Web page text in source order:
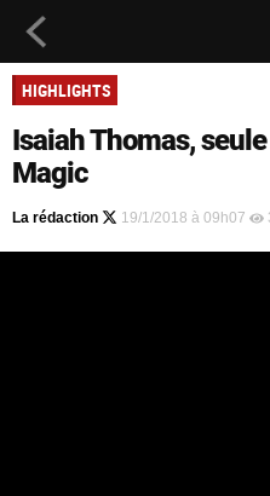
HIGHLIGHTS
Isaiah Thomas,
Magic
La rédaction 19/1/2018 à 09h07